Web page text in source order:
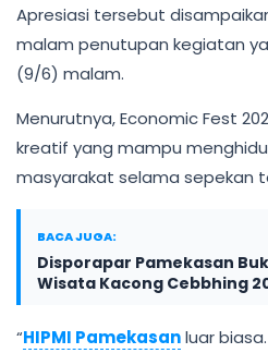
Apresiasi tersebut
malam penutupan kegiatan
(9/6) malam.
Menurutnya, Economic Fest
kreatif yang mampu
masyarakat selama sepekan
BACA JUGA:
Disporapar Pamekasan
Wisata Kacong Cebbhing
“HIPMI Pamekasanluar